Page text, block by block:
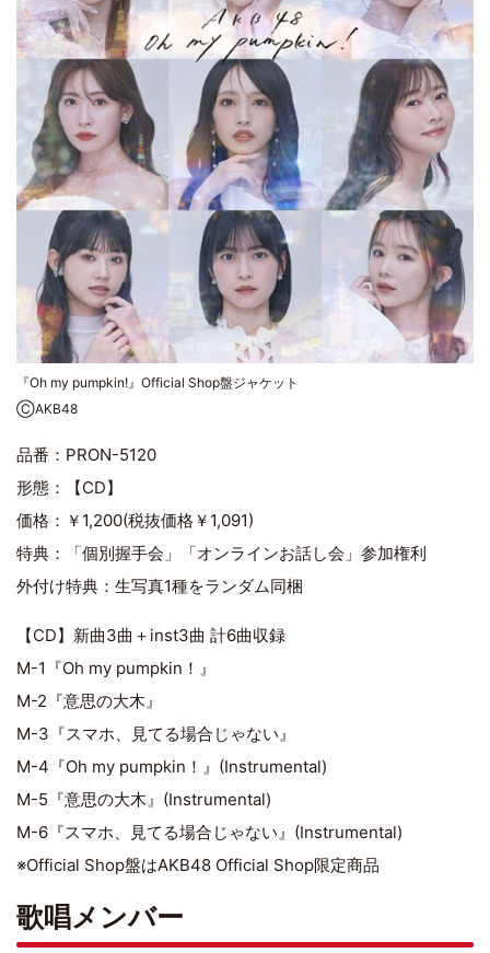
『Oh my pumpkin!』Official Shop盤ジャケット
ⒸAKB48
品番：PRON-5120
形態：【CD】
価格：￥1,200(税抜価格￥1,091)
特典：「個別握手会」「オンラインお話し会」参加権利
外付け特典：生写真1種をランダム同梱
【CD】新曲3曲＋inst3曲 計6曲収録
M-1『Oh my pumpkin！』
M-2『意思の大木』
M-3『スマホ、見てる場合じゃない』
M-4『Oh my pumpkin！』(Instrumental)
M-5『意思の大木』(Instrumental)
M-6『スマホ、見てる場合じゃない』(Instrumental)
※Official Shop盤はAKB48 Official Shop限定商品
歌唱メンバー